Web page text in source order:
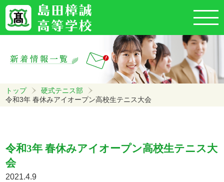
トップ
硬式テニス部
令和3年 春休みアイオープン高校生テニス大会
令和3年 春休みアイオープン高校生テニス大
会
2021.4.9